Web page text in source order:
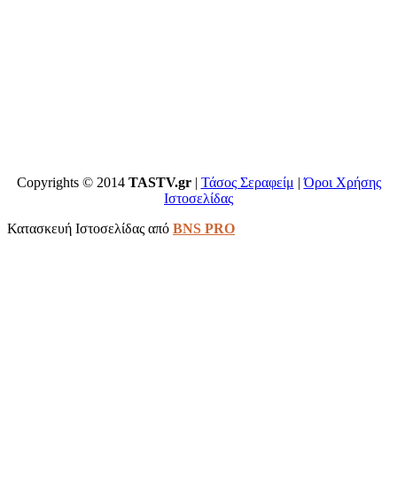
Copyrights © 2014 TASTV.gr| Τάσος Σεραφείμ |Όροι Χρήσης
Ιστοσελίδας
Κατασκευή Ιστοσελίδας από BNS PRO